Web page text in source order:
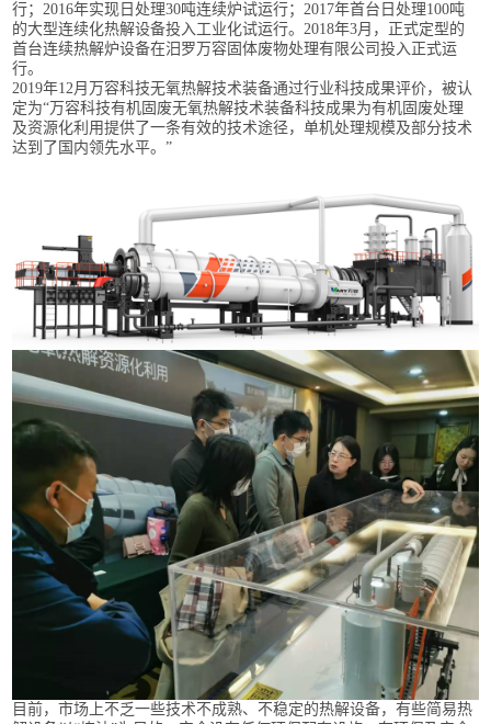
行；2016年实现日处理30吨连续炉试运行；2017年首台日处理100吨
的大型连续化热解设备投入工业化试运行。2018年3月，正式定型的
首台连续热解炉设备在汨罗万容固体废物处理有限公司投入正式运
行。
2019年12月万容科技无氧热解技术装备通过行业科技成果评价，被认
定为“万容科技有机固废无氧热解技术装备科技成果为有机固废处理
及资源化利用提供了一条有效的技术途径，单机处理规模及部分技术
达到了国内领先水平。”
目前，市场上不乏一些技术不成熟、不稳定的热解设备，有些简易热